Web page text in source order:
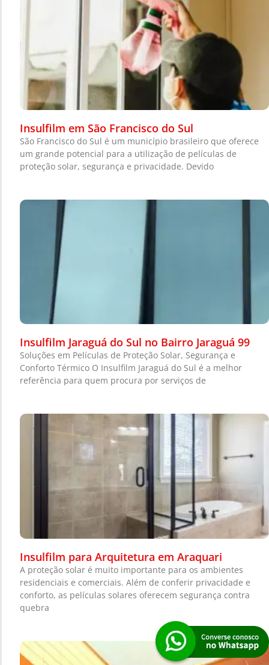
Insulfilm em São Francisco do Sul
São Francisco do Sul é um município brasileiro que oferece
um grande potencial para a utilização de películas de
proteção solar, segurança e privacidade. Devido
Insulfilm Jaraguá do Sul no Bairro Jaraguá 99
Soluções em Películas de Proteção Solar, Segurança e
Conforto Térmico O Insulfilm Jaraguá do Sul é a melhor
referência para quem procura por serviços de
Insulfilm para Arquitetura em Araquari
A proteção solar é muito importante para os ambientes
residenciais e comerciais. Além de conferir privacidade e
conforto, as películas solares oferecem segurança contra
quebra